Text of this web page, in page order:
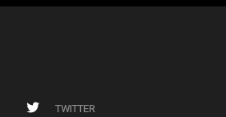
TWITTER